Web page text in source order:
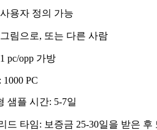
용자 정의 가능
림으로, 또는 다른 사람
pc/opp 가방
1000 PC
샘플 시간: 5-7일
드 타임: 보증금 25-30일을 받은